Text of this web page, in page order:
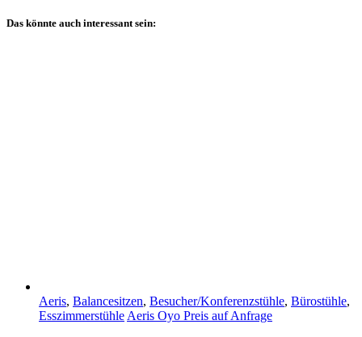
Das könnte auch interessant sein:
Aeris, Balancesitzen, Besucher/Konferenzstühle, Bürostühle,
Esszimmerstühle Aeris Oyo Preis auf Anfrage